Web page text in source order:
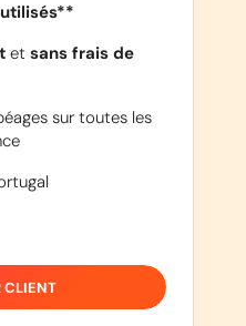
et sans frais de
sur toutes les
CLIENT